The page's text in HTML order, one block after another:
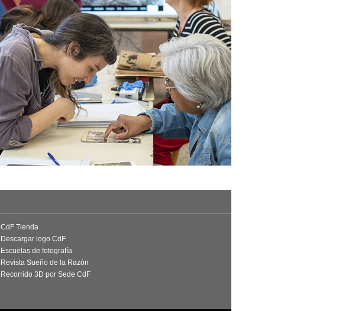
CdF Tienda
Descargar logo CdF
Escuelas de fotografía
Revista Sueño de la Razón
Recorrido 3D por Sede CdF